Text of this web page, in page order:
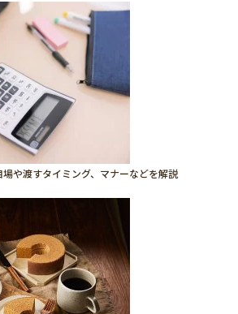
や渡すタイミング、マナーなどを解説